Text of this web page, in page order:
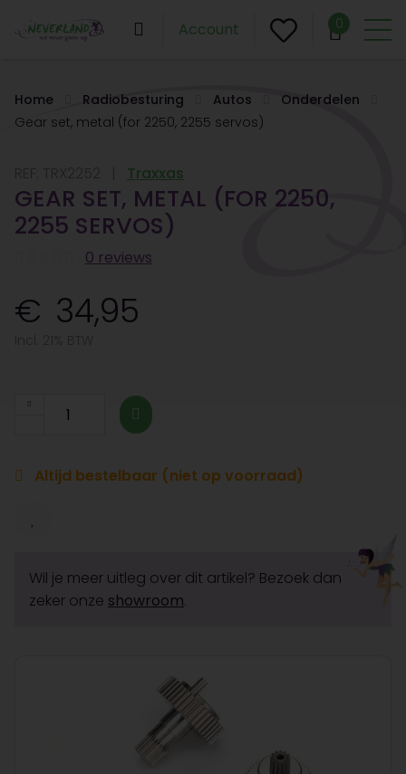
Account 0
Home Radiobesturing Autos
Onderdelen
Gear set, metal (for 2250, 2255 servos)
Traxxas
GEAR SET, METAL (FOR 2250,
2255 SERVOS)
0 reviews
34,95
Altijd bestelbaar (niet op voorraad)
Wil je meer uitleg over dit artikel? Bezoek dan
zeker onze showroom.